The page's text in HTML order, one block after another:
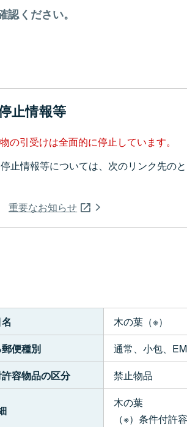
ください。
止情報等
の引受けは全面的に停止しています。
止情報等については、次のリンク先の
重要なお知らせ
木の葉（※）
便種別
通常、小包、
容物品の区分
禁止物品
木の葉
（※）条件付許